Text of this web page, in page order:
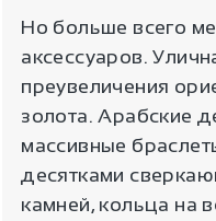
Но больше всего
аксессуаров.
преувеличения
золота. Арабские
массивные
десятками
камней, кольца на